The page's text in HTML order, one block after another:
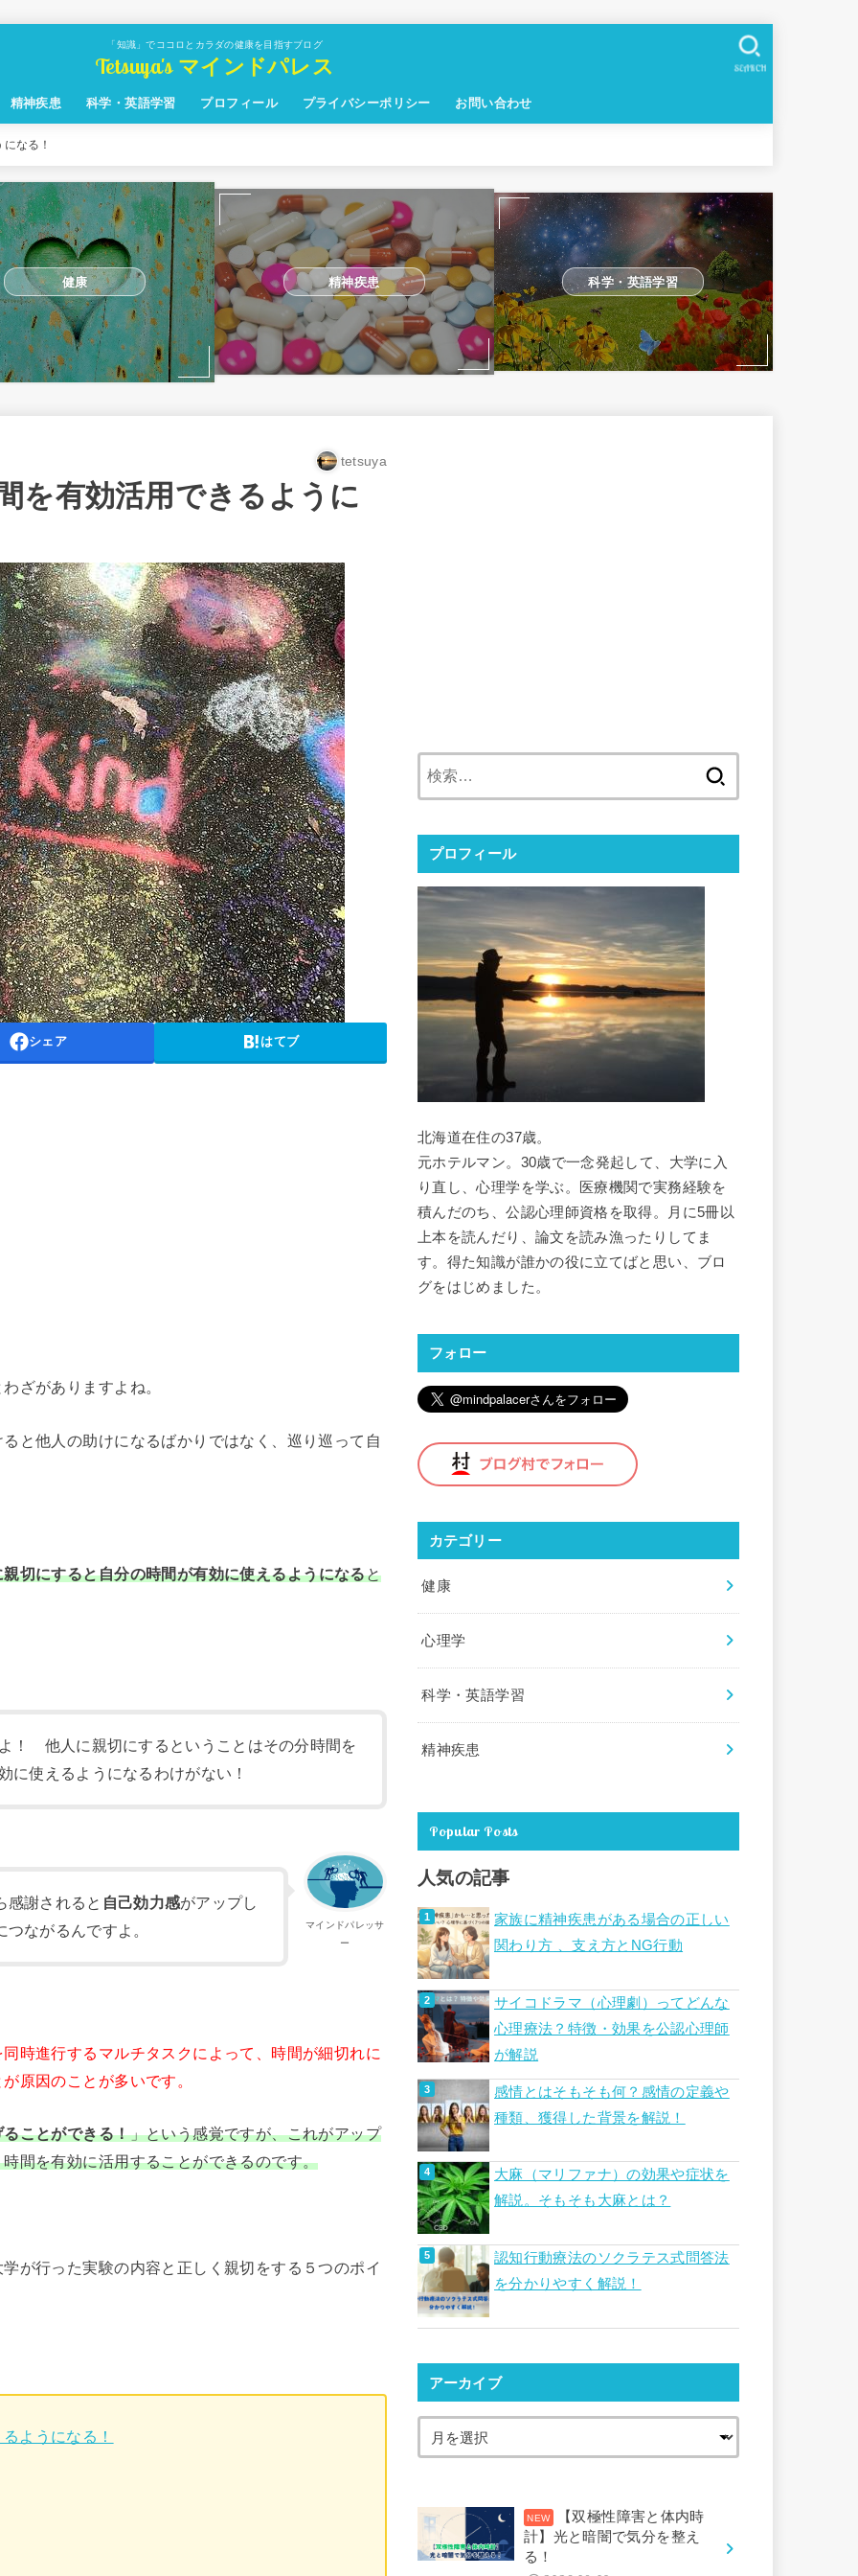
「知識」でココロとカラダの健康を目指すブログ
Tetsuya's マインドパレス
精神疾患 科学・英語学習 プロフィール プライバシーポリシー お問い合わせ
SEARCH
なる！
健康 精神疾患 科学・英語学習
tetsuya
を有効活用できるように
シェア はてブ
ざがありますよね。
と他人の助けになるばかりではなく、巡り巡って自
親切にすると自分の時間が有効に使えるようになると
！ 他人に親切にするということはその分時間を
に使えるようになるわけがない！
マインドパレッサ
ー
感謝されると 自己効力感がアップし
ながるんですよ。
時進行するマルチタスクによって、時間が細切れに
原因のことが多いです。
ことができる！」という感覚ですが、これがアップ
間を有効に活用することができるのです。
が行った実験の内容と正しく親切をする５つのポイ
ようになる！
プロフィール
北海道在住の37歳。
元ホテルマン。30歳で一念発起して、大学に入
り直し、心理学を学ぶ。医療機関で実務経験を
積んだのち、公認心理師資格を取得。月に5冊以
上本を読んだり、論文を読み漁ったりしてま
す。得た知識が誰かの役に立てばと思い、ブロ
グをはじめました。
フォロー
カテゴリー
健康
心理学
科学・英語学習
精神疾患
Popular Posts
人気の記事
家族に精神疾患がある場合の正しい
関わり方 、支え方とNG行動
サイコドラマ（心理劇）ってどんな
心理療法？特徴・効果を公認心理師
が解説
感情とはそもそも何？感情の定義や
種類、獲得した背景を解説！
大麻（マリファナ）の効果や症状を
解説。そもそも大麻とは？
認知行動療法のソクラテス式問答法
を分かりやすく解説！
アーカイブ
【双極性障害と体内時
計】光と暗闇で気分を整え
る！